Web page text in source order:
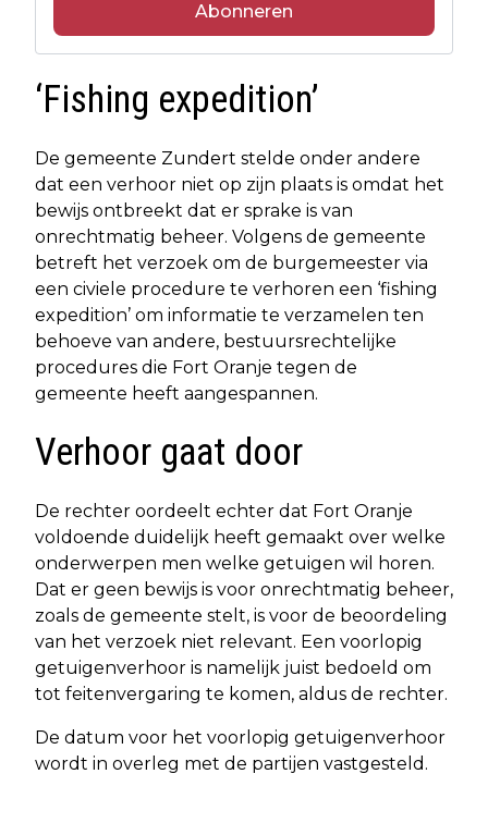
Abonneren
‘Fishing expedition’
De gemeente Zundert stelde onder andere
dat een verhoor niet op zijn plaats is omdat het
bewijs ontbreekt dat er sprake is van
onrechtmatig beheer. Volgens de gemeente
betreft het verzoek om de burgemeester via
een civiele procedure te verhoren een ‘fishing
expedition’ om informatie te verzamelen ten
behoeve van andere, bestuursrechtelijke
procedures die Fort Oranje tegen de
gemeente heeft aangespannen.
Verhoor gaat door
De rechter oordeelt echter dat Fort Oranje
voldoende duidelijk heeft gemaakt over welke
onderwerpen men welke getuigen wil horen.
Dat er geen bewijs is voor onrechtmatig beheer,
zoals de gemeente stelt, is voor de beoordeling
van het verzoek niet relevant. Een voorlopig
getuigenverhoor is namelijk juist bedoeld om
tot feitenvergaring te komen, aldus de rechter.
De datum voor het voorlopig getuigenverhoor
wordt in overleg met de partijen vastgesteld.